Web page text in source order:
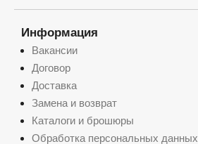
Информация
Вакансии
Договор
Доставка
Замена и возврат
Каталоги и брошюры
Обработка персональных данных